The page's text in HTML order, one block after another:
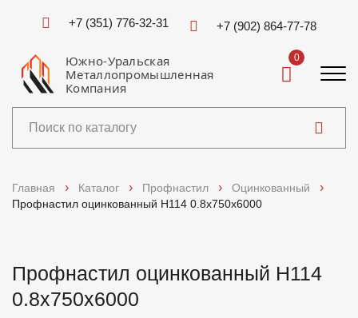
+7 (351) 776-32-31 +7 (902) 864-77-78
Южно-Уральская
Металлопромышленная
Компания
0
Доставка и оплата
Главная Каталог Профнастил
Оцинкованный
Профнастил оцинкованный Н114 0.8x750x6000
Профнастил оцинкованный Н114
0.8x750x6000